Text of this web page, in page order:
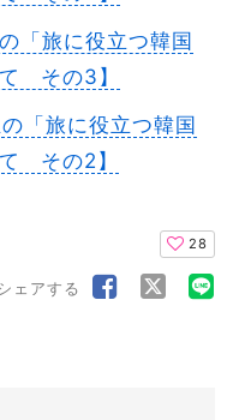
「旅に役立つ韓国
その3】
「旅に役立つ韓国
その2】
28
ェアする